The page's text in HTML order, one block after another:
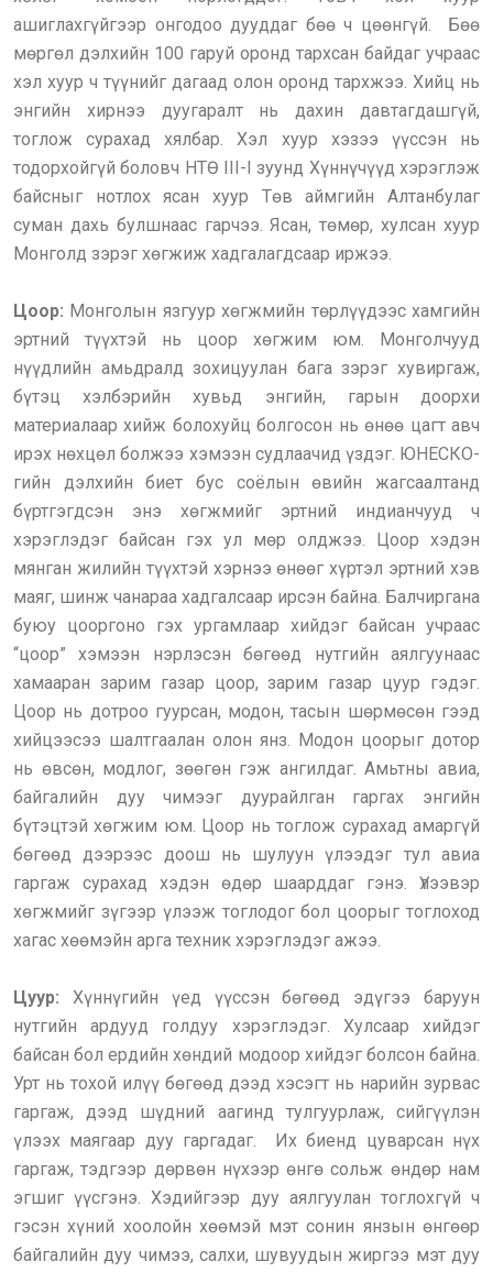
ашиглахгүйгээр онгодоо дууддаг бөө ч цөөнгүй. Бөө
мөргөл дэлхийн 100 гаруй оронд тархсан байдаг учраас
хэл хуур ч түүнийг дагаад олон оронд тархжээ. Хийц нь
энгийн хирнээ дуугаралт нь дахин давтагдашгүй,
тоглож сурахад хялбар. Хэл хуур хэзээ үүссэн нь
тодорхойгүй боловч НТӨ III-I зуунд Хүннүчүүд хэрэглэж
байсныг нотлох ясан хуур Төв аймгийн Алтанбулаг
суман дахь булшнаас гарчээ. Ясан, төмөр, хулсан хуур
Монголд зэрэг хөгжиж хадгалагдсаар иржээ.
Цоор: Монголын язгуур хөгжмийн төрлүүдээс хамгийн
эртний түүхтэй нь цоор хөгжим юм. Монголчууд
нүүдлийн амьдралд зохицуулан бага зэрэг хувиргаж,
бүтэц хэлбэрийн хувьд энгийн, гарын доорхи
материалаар хийж болохуйц болгосон нь өнөө цагт авч
ирэх нөхцөл болжээ хэмээн судлаачид үздэг. ЮНЕСКО-
гийн дэлхийн биет бус соёлын өвийн жагсаалтанд
бүртгэгдсэн энэ хөгжмийг эртний индианчууд ч
хэрэглэдэг байсан гэх ул мөр олджээ. Цоор хэдэн
мянган жилийн түүхтэй хэрнээ өнөөг хүртэл эртний хэв
маяг, шинж чанараа хадгалсаар ирсэн байна. Балчиргана
буюу цооргоно гэх ургамлаар хийдэг байсан учраас
“цоор” хэмээн нэрлэсэн бөгөөд нутгийн аялгуунаас
хамааран зарим газар цоор, зарим газар цуур гэдэг.
Цоор нь дотроо гуурсан, модон, тасын шөрмөсөн гээд
хийцээсээ шалтгаалан олон янз. Модон цоорыг дотор
нь өвсөн, модлог, зөөгөн гэж ангилдаг. Амьтны авиа,
байгалийн дуу чимээг дуурайлган гаргах энгийн
бүтэцтэй хөгжим юм. Цоор нь тоглож сурахад амаргүй
бөгөөд дээрээс доош нь шулуун үлээдэг тул авиа
гаргаж сурахад хэдэн өдөр шаарддаг гэнэ. Үлээвэр
хөгжмийг зүгээр үлээж тоглодог бол цоорыг тоглоход
хагас хөөмэйн арга техник хэрэглэдэг ажээ.
Цуур: Хүннүгийн үед үүссэн бөгөөд эдүгээ баруун
нутгийн ардууд голдуу хэрэглэдэг. Хулсаар хийдэг
байсан бол ердийн хөндий модоор хийдэг болсон байна.
Урт нь тохой илүү бөгөөд дээд хэсэгт нь нарийн зурвас
гаргаж, дээд шүдний аагинд тулгуурлаж, сийгүүлэн
үлээх маягаар дуу гаргадаг. Их биенд цуварсан нүх
гаргаж, тэдгээр дөрвөн нүхээр өнгө сольж өндөр нам
эгшиг үүсгэнэ. Хэдийгээр дуу аялгуулан тоглохгүй ч
гэсэн хүний хоолойн хөөмэй мэт сонин янзын өнгөөр
байгалийн дуу чимээ, салхи, шувуудын жиргээ мэт дуу